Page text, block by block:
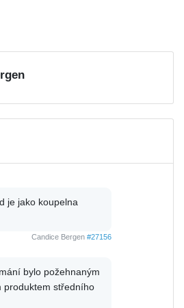
je jako koupelna
Candice Bergen #27156
bylo požehnaným
produktem středního